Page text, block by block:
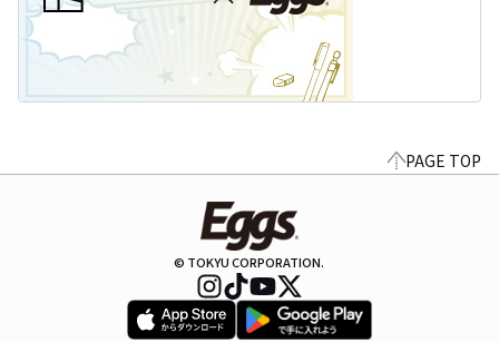
PAGE TOP
© TOKYU CORPORATION.